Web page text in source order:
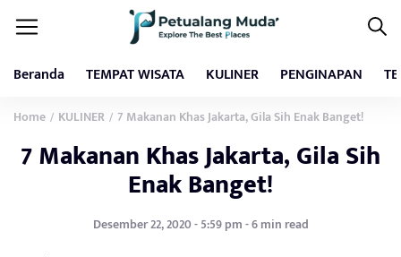
Beranda TEMPAT WISATA KULINER PENGINAPAN
Home / KULINER / 7 Makanan Khas Jakarta, Gila Sih Enak Banget!
7 Makanan Khas Jakarta, Gila Sih
Enak Banget!
Desember 22, 2020 - 5:59 pm - 6 min read